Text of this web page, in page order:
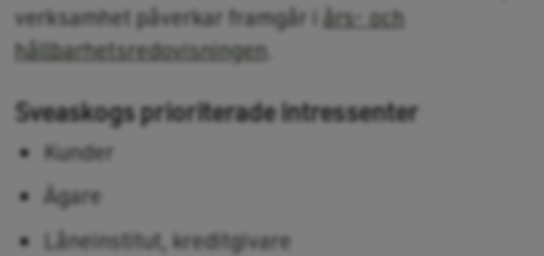
verksamhet påverkar framgår i års- och
hållbarhetsredovisningen
Sveaskogs prioriterade intressenter
Kunder
Ägare
Låneinstitut, kreditgivare